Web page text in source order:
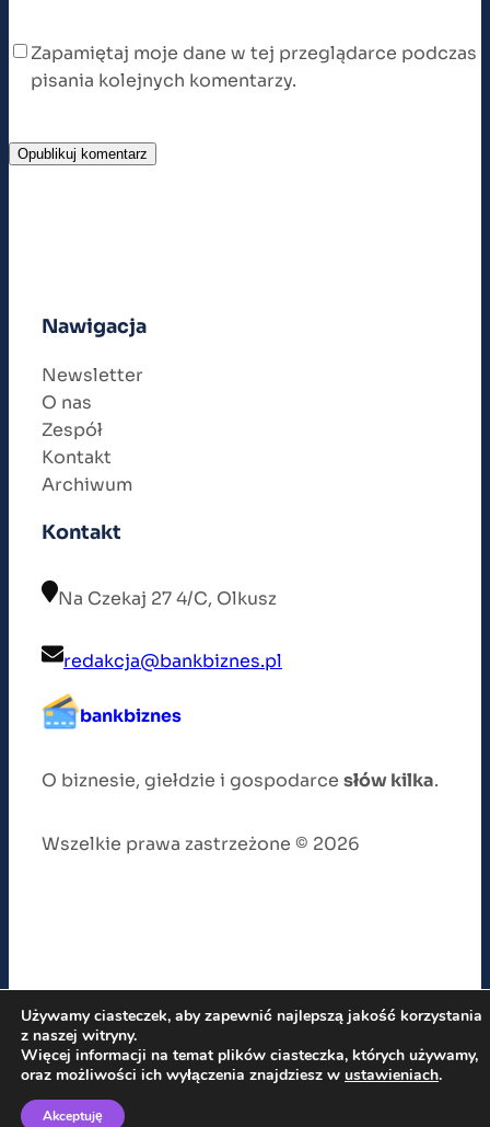
Zapamiętaj moje dane w tej przeglądarce podczas
pisania kolejnych komentarzy.
Nawigacja
Newsletter
O nas
Zespół
Kontakt
Archiwum
Kontakt
Na Czekaj 27 4/C, Olkusz
redakcja@bankbiznes.pl
bankbiznes
O biznesie, giełdzie i gospodarce słów kilka.
Wszelkie prawa zastrzeżone © 2026
Używamy ciasteczek, aby zapewnić najlepszą jakość korzystania
z naszej witryny.
Więcej informacji na temat plików ciasteczka, których używamy,
oraz możliwości ich wyłączenia znajdziesz w ustawieniach.
Akceptuję